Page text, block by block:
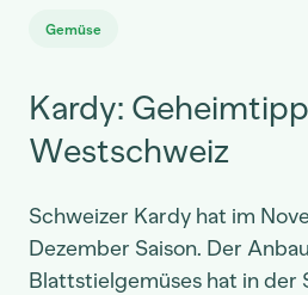
Gemüse
Kardy:
Westschweiz
Schweizer Kardy hat im
Dezember Saison. Der
Blattstielgemüses hat in der